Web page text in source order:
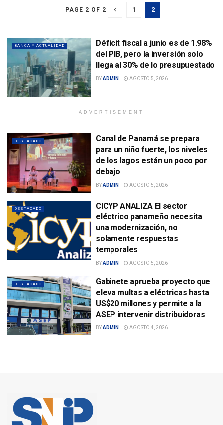
PAGE 2 OF 2 1 2
BANCA Y ACTUALIDAD
Déficit fiscal a junio es de 1.98%
del PIB, pero la inversión solo
llega al 30% de lo presupuestado
BYADMIN AGOSTO 5, 2026
ADVERTISEMENT
DESTACADO
Canal de Panamá se prepara
para un niño fuerte, los niveles
de los lagos están un poco por
debajo
BYADMIN AGOSTO 5, 2026
DESTACADO
CICYP ANALIZA El sector
eléctrico panameño necesita
una modernización, no
solamente respuestas
temporales
BYADMIN AGOSTO 5, 2026
DESTACADO
Gabinete aprueba proyecto que
eleva multas a eléctricas hasta
US$20 millones y permite a la
ASEP intervenir distribuidoras
BYADMIN AGOSTO 4, 2026